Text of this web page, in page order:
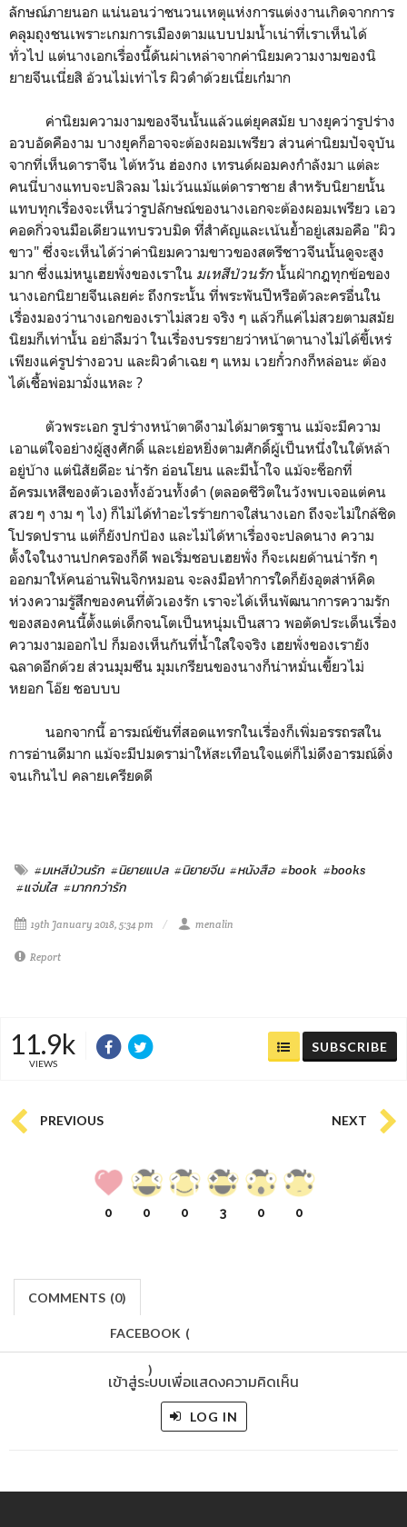
ลักษณ์ภายนอก แน่นอนว่าชนวนเหตุแห่งการแต่งงานเกิดจากการ
คลุมถุงชนเพราะเกมการเมืองตามแบบปมน้ำเน่าที่เราเห็นได้
ทั่วไป แต่นางเอกเรื่องนี้ดันผ่าเหล่าจากค่านิยมความงามของนิ
ยายจีนเนี่ยสิ อ้วนไม่เท่าไร ผิวดำด้วยเนี่ยเก๋มาก
ค่านิยมความงามของจีนนั้นแล้วแต่ยุคสมัย บางยุคว่ารูปร่าง
อวบอัดคืองาม บางยุคก็อาจจะต้องผอมเพรียว ส่วนค่านิยมปัจจุบัน
จากที่เห็นดาราจีน ไต้หวัน ฮ่องกง เทรนด์ผอมคงกำลังมา แต่ละ
คนนี่บางแทบจะปลิวลม ไม่เว้นแม้แต่ดาราชาย สำหรับนิยายนั้น
แทบทุกเรื่องจะเห็นว่ารูปลักษณ์ของนางเอกจะต้องผอมเพรียว เอว
คอดกิ่วจนมือเดียวแทบรวบมิด ที่สำคัญและเน้นย้ำอยู่เสมอคือ "ผิว
ขาว" ซึ่งจะเห็นได้ว่าค่านิยมความขาวของสตรีชาวจีนนั้นดูจะสูง
มาก ซึ่งแม่หนูเฮยพั่งของเราใน มเหสีป่วนรักนั้นฝ่ากฎทุกข้อของ
นางเอกนิยายจีนเลยค่ะ ถึงกระนั้น ที่พระพันปีหรือตัวละครอื่นใน
เรื่องมองว่านางเอกของเราไม่สวย จริง ๆ แล้วก็แค่ไม่สวยตามสมัย
นิยมก็เท่านั้น อย่าลืมว่า ในเรื่องบรรยายว่าหน้าตานางไม่ได้ขี้เหร่
เพียงแค่รูปร่างอวบ และผิวดำเฉย ๆ แหม เวยกั๋วกงก็หล่อนะ ต้อง
ได้เชื้อพ่อมามั่งแหละ ?
ตัวพระเอก รูปร่างหน้าตาดีงามได้มาตรฐาน แม้จะมีความ
เอาแต่ใจอย่างผู้สูงศักดิ์ และเย่อหยิ่งตามศักดิ์ผู้เป็นหนึ่งในใต้หล้า
อยู่บ้าง แต่นิสัยดีอะ น่ารัก อ่อนโยน และมีน้ำใจ แม้จะช็อกที่
อัครมเหสีของตัวเองทั้งอ้วนทั้งดำ (ตลอดชีวิตในวังพบเจอแต่คน
สวย ๆ งาม ๆ ไง) ก็ไม่ได้ทำอะไรร้ายกาจใส่นางเอก ถึงจะไม่ใกล้ชิด
โปรดปราน แต่ก็ยังปกป้อง และไม่ได้หาเรื่องจะปลดนาง ความ
ตั้งใจในงานปกครองก็ดี พอเริ่มชอบเฮยพั่ง ก็จะเผยด้านน่ารัก ๆ
ออกมาให้คนอ่านฟินจิกหมอน จะลงมือทำการใดก็ยังอุตส่าห์คิด
ห่วงความรู้สึกของคนที่ตัวเองรัก เราจะได้เห็นพัฒนาการความรัก
ของสองคนนี้ตั้งแต่เด็กจนโตเป็นหนุ่มเป็นสาว พอตัดประเด็นเรื่อง
ความงามออกไป ก็มองเห็นกันที่น้ำใสใจจริง เฮยพั่งของเรายัง
ฉลาดอีกด้วย ส่วนมุมซึน มุมเกรียนของนางก็น่าหมั่นเขี้ยวไม่
หยอก โอ๊ย ชอบบบ
นอกจากนี้ อารมณ์ขันที่สอดแทรกในเรื่องก็เพิ่มอรรถรสใน
การอ่านดีมาก แม้จะมีปมดราม่าให้สะเทือนใจแต่ก็ไม่ดึงอารมณ์ดิ่ง
จนเกินไป คลายเครียดดี
#มเหสีป่วนรัก #นิยายแปล #นิยายจีน #หนังสือ #book #books
#แจ่มใส #มากกว่ารัก
19th January 2018, 5:34 pm menalin
Report
11.9k
VIEWS
SUBSCRIBE
PREVIOUS NEXT
0 0 0 3 0 0
COMMENTS (0)
FACEBOOK (
)
เข้าสู่ระบบเพื่อแสดงความคิดเห็น
LOG IN